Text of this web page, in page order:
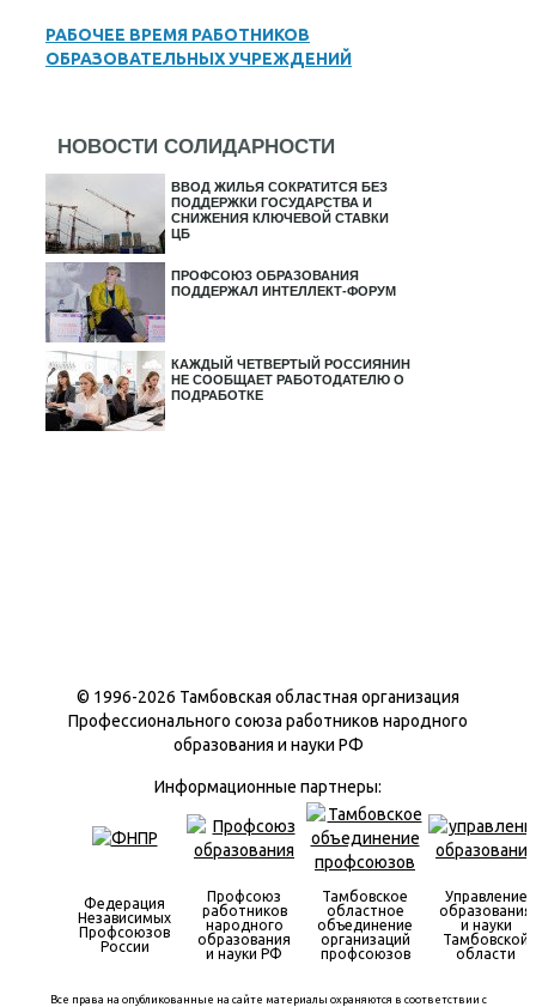
РАБОЧЕЕ ВРЕМЯ РАБОТНИКОВ
ОБРАЗОВАТЕЛЬНЫХ УЧРЕЖДЕНИЙ
НОВОСТИ СОЛИДАРНОСТИ
ВВОД ЖИЛЬЯ СОКРАТИТСЯ БЕЗ
ПОДДЕРЖКИ ГОСУДАРСТВА И
СНИЖЕНИЯ КЛЮЧЕВОЙ СТАВКИ
ЦБ
ПРОФСОЮЗ ОБРАЗОВАНИЯ
ПОДДЕРЖАЛ ИНТЕЛЛЕКТ-ФОРУМ
КАЖДЫЙ ЧЕТВЕРТЫЙ РОССИЯНИН
НЕ СООБЩАЕТ РАБОТОДАТЕЛЮ О
ПОДРАБОТКЕ
© 1996-2026 Тамбовская областная организация
Профессионального союза работников народного
образования и науки РФ
Информационные партнеры:
Федерация
Независимых
Профсоюзов
России
Профсоюз
работников
народного
образования
и науки РФ
Тамбовское
областное
объединение
организаций
профсоюзов
Управление
образования
и науки
Тамбовской
области
Все права на опубликованные на сайте материалы охраняются в соответствии с